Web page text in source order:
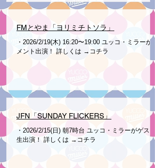
FMとやま「ヨリミチトソラ」
・2026/2/19(木) 16:20〜19:00 ユッコ・ミラーがコ
メント出演！ 詳しくは →コチラ
JFN「SUNDAY FLICKERS」
・2026/2/15(日) 朝7時台 ユッコ・ミラーがゲスト
生出演！ 詳しくは →コチラ